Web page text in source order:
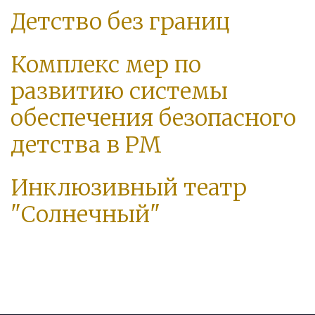
Детство без границ
Комплекс мер по
развитию системы
обеспечения безопасного
детства в РМ
Инклюзивный театр
"Солнечный"